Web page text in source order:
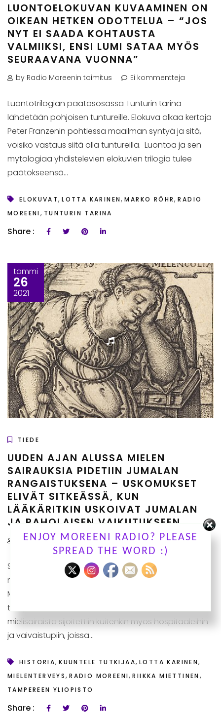
LUONTOELOKUVAN KUVAAMINEN ON
OIKEAN HETKEN ODOTTELUA – “JOS
NYT EI SAADA KOHTAUSTA
VALMIIKSI, ENSI LUMI SATAA MYÖS
SEURAAVANA VUONNA”
by Radio Moreenin toimitus Ei kommentteja
Luontotrilogian päätösosassa Tunturin tarina
lähdetään pohjoisen tuntureille. Elokuva alkaa kertoja
Peter Franzenin pohtiessa maailman syntyä ja sitä,
voisiko vastaus siitä olla tuntureilla. Luontoa ja sen
mytologiaa yhdistelevien elokuvien trilogia tulee
päätökseensä...
ELOKUVAT,LOTTA KARINEN,MARKO RÖHR,RADIO
MOREENI, TUNTURIN TARINA
Share :
tammi
26
2021
TIEDE
UUDEN AJAN ALUSSA MIELEN
SAIRAUKSIA PIDETIIN JUMALAN
RANGAISTUKSENA – USKOMUKSET
ELIVÄT SITKEÄSSÄ, KUN
LÄÄKÄRITKIN USKOIVAT JUMALAN
JA PAHOLAISEN VAIKUTUKSEEN
by Radio Moreenin toimitus Ei kommentteja
Suku ja perhe olivat ensisijaisesti vastuussa
mielisairaan hoidosta uuden ajan alussa.
Mielisairauksien hoidon karuun historiaan perehtynyt
tutkijatohtori Riikka Miettinen kertoo, että osa
mielisairaista sijoitettiin kuitenkin myös hospitaaleihin
ja vaivaistupiin, joissa...
HISTORIA,KUUNTELE TUTKIJAA,LOTTA KARINEN,
MIELENTERVEYS,RADIO MOREENI,RIIKKA MIETTINEN ,
TAMPEREEN YLIOPISTO
Share :
ENJOY MOREENI RADIO? PLEASE
SPREAD THE WORD :)